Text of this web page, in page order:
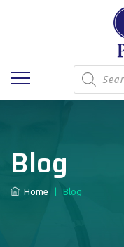
Products
search
Blog
Home Blog